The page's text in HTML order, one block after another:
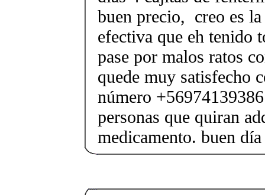
buen precio, creo es
efectiva que eh tenido
pase por malos ratos
quede muy satisfecho
número
personas que quiran
medicamento. buen día